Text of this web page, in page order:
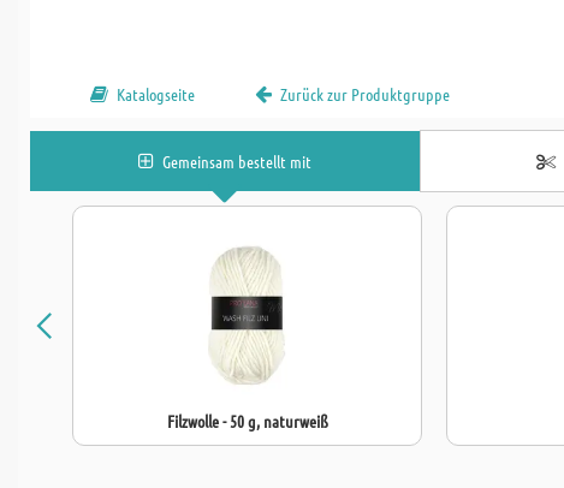
Katalogseite Zurück zur Produktgruppe
Gemeinsam bestellt mit
Filzwolle - 50 g, naturweiß